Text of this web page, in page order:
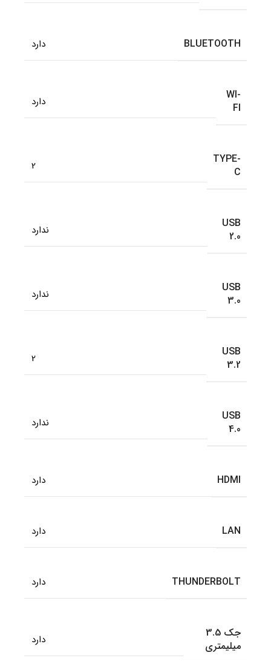
BLUETOOTH دارد
WI-
FI
دارد
TYPE-
C
2
USB
2.0
ندارد
USB
3.0
ندارد
USB
3.2
2
USB
4.0
ندارد
HDMI دارد
LAN دارد
THUNDERBOLT دارد
جک 3.5
میلیمتری
دارد